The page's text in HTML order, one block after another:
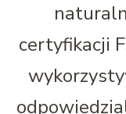
certyfikacji